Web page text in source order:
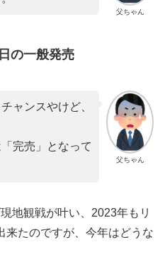
父ちゃん
の一般発売
父ちゃん
ャンスやけど、
完売」となって
地観戦が叶い、2023年もリ
来たのですが、今年はどうな